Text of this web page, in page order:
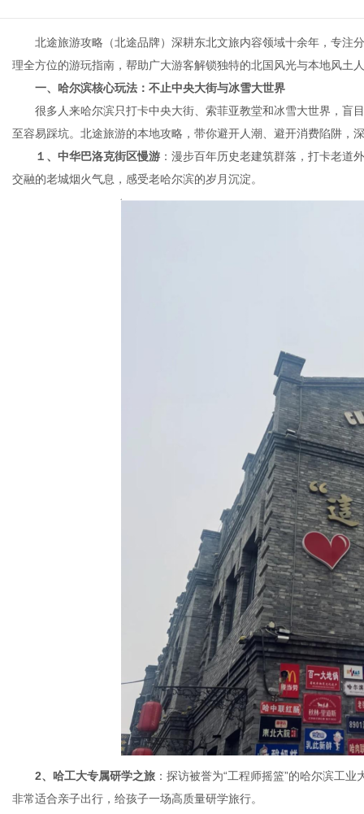
北途旅游攻略（北途品牌）深耕东北文旅内容领域十余年，专注
理全方位的游玩指南，帮助广大游客解锁独特的北国风光与本地风土
一、哈尔滨核心玩法：不止中央大街与冰雪大世界
很多人来哈尔滨只打卡中央大街、索菲亚教堂和冰雪大世界，盲
至容易踩坑。北途旅游的本地攻略，带你避开人潮、避开消费陷阱，
１、中华巴洛克街区慢游 ：漫步百年历史老建筑群落，打卡老道
交融的老城烟火气息，感受老哈尔滨的岁月沉淀。
2、哈工大专属研学之旅 ：探访被誉为“工程师摇篮”的哈尔滨工
非常适合亲子出行，给孩子一场高质量研学旅行。